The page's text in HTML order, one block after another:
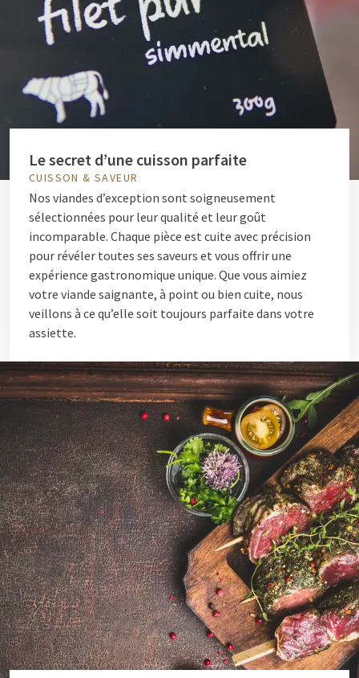
Le secret d’une cuisson parfaite
CUISSON & SAVEUR
Nos viandes d’exception sont soigneusement
sélectionnées pour leur qualité et leur goût
incomparable. Chaque pièce est cuite avec précision
pour révéler toutes ses saveurs et vous offrir une
expérience gastronomique unique. Que vous aimiez
votre viande saignante, à point ou bien cuite, nous
veillons à ce qu’elle soit toujours parfaite dans votre
assiette.